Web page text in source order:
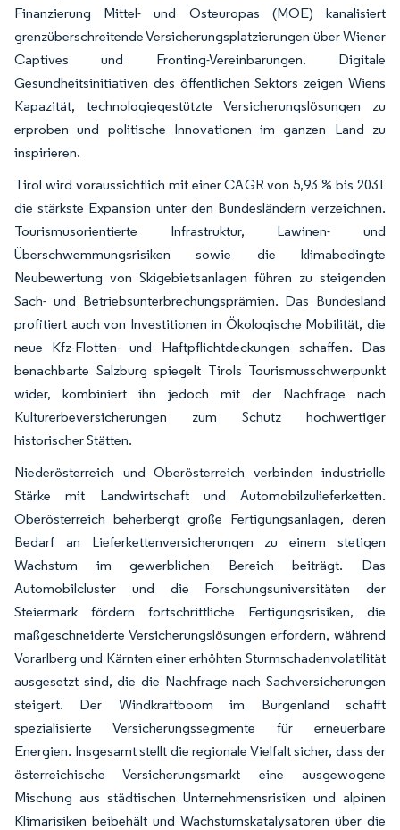
Finanzierung Mittel- und Osteuropas (MOE) kanalisiert
grenzüberschreitende Versicherungsplatzierungen über Wiener
Captives und Fronting-Vereinbarungen. Digitale
Gesundheitsinitiativen des öffentlichen Sektors zeigen Wiens
Kapazität, technologiegestützte Versicherungslösungen zu
erproben und politische Innovationen im ganzen Land zu
inspirieren.
Tirol wird voraussichtlich mit einer CAGR von 5,93 % bis 2031
die stärkste Expansion unter den Bundesländern verzeichnen.
Tourismusorientierte Infrastruktur, Lawinen- und
Überschwemmungsrisiken sowie die klimabedingte
Neubewertung von Skigebietsanlagen führen zu steigenden
Sach- und Betriebsunterbrechungsprämien. Das Bundesland
profitiert auch von Investitionen in Ökologische Mobilität, die
neue Kfz-Flotten- und Haftpflichtdeckungen schaffen. Das
benachbarte Salzburg spiegelt Tirols Tourismusschwerpunkt
wider, kombiniert ihn jedoch mit der Nachfrage nach
Kulturerbeversicherungen zum Schutz hochwertiger
historischer Stätten.
Niederösterreich und Oberösterreich verbinden industrielle
Stärke mit Landwirtschaft und Automobilzulieferketten.
Oberösterreich beherbergt große Fertigungsanlagen, deren
Bedarf an Lieferkettenversicherungen zu einem stetigen
Wachstum im gewerblichen Bereich beiträgt. Das
Automobilcluster und die Forschungsuniversitäten der
Steiermark fördern fortschrittliche Fertigungsrisiken, die
maßgeschneiderte Versicherungslösungen erfordern, während
Vorarlberg und Kärnten einer erhöhten Sturmschadenvolatilität
ausgesetzt sind, die die Nachfrage nach Sachversicherungen
steigert. Der Windkraftboom im Burgenland schafft
spezialisierte Versicherungssegmente für erneuerbare
Energien. Insgesamt stellt die regionale Vielfalt sicher, dass der
österreichische Versicherungsmarkt eine ausgewogene
Mischung aus städtischen Unternehmensrisiken und alpinen
Klimarisiken beibehält und Wachstumskatalysatoren über die